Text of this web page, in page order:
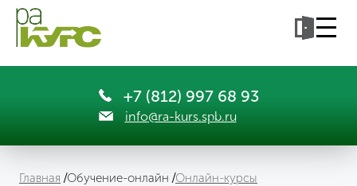
+7 (812) 997 68 93
info@ra-kurs.spb.ru
Главная Обучение-онлайн Онлайн-курсы